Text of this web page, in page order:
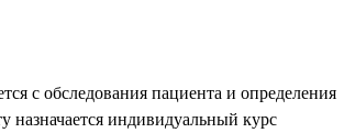
с обследования пациента и определения
назначается индивидуальный курс